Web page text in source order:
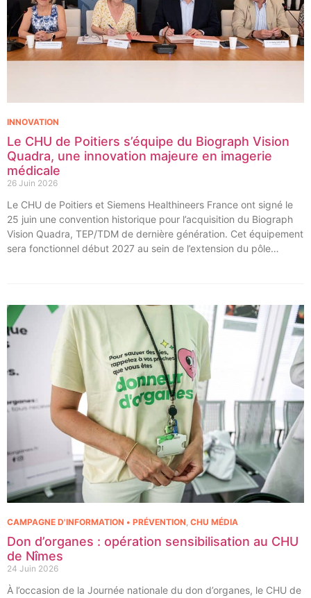
Le CHU de Poitiers s’équipe du Biograph Vision
Quadra, une innovation majeure en imagerie
médicale
26 Juin 2026
INNOVATION
Le CHU de Poitiers et Siemens Healthineers France ont signé le
25 juin une convention historique pour l’acquisition du Biograph
Vision Quadra, TEP/TDM de dernière génération. Cet équipement
sera fonctionnel début 2027 au sein de l’extension du pôle
l’acquisition et l’installation de l’équipement au cœur même du
pôle régional de cancérologie.
Don d’organes : opération sensibilisation au CHU
de Nîmes
24 Juin 2026
CAMPAGNE D'INFORMATION • PRÉVENTION, CHU MÉDIA
À l’occasion de la Journée nationale du don d’organes, le CHU de